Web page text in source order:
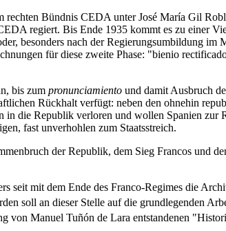
Bündnis CEDA unter José María Gil
regiert. Bis Ende 1935 kommt es zu einer
besonders nach der Regierungsumbildung im
für diese zweite Phase: "bienio
bis zum pronunciamiento und damit Ausbruch
Rückhalt verfügt: neben den ohnehin
in die Republik verloren und wollen Spanien
fast unverhohlen zum Staatsstreich.
der Republik, dem Sieg Francos und
seit mit dem Ende des Franco-Regimes die
soll an dieser Stelle auf die grundlegenden
von Manuel Tuñón de Lara entstandenen